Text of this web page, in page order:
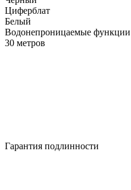
Циферблат
Белый
Водонепроницаемые функции
30 метров
Гарантия подлинности